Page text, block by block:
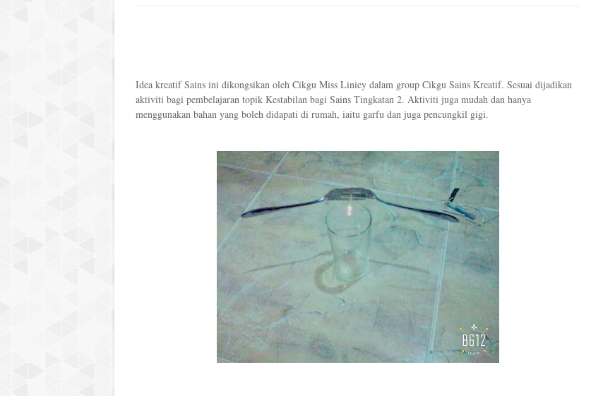
Idea kreatif Sains ini dikongsikan oleh Cikgu Miss Liniey dalam group Cikgu Sains Kreatif. Sesuai dijadikan
aktiviti bagi pembelajaran topik Kestabilan bagi Sains Tingkatan 2. Aktiviti juga mudah dan hanya
menggunakan bahan yang boleh didapati di rumah, iaitu garfu dan juga pencungkil gigi.